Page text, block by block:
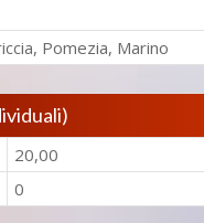
Pomezia, Marino
20,00
0